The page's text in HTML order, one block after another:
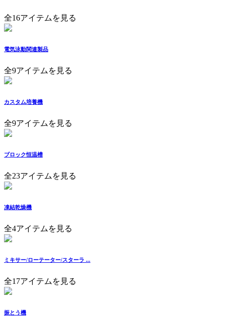
全16アイテムを見る
電気泳動関連製品
全9アイテムを見る
カスタム培養機
全9アイテムを見る
ブロック恒温槽
全23アイテムを見る
凍結乾燥機
全4アイテムを見る
ミキサー/ローテーター/スターラ ...
全17アイテムを見る
振とう機